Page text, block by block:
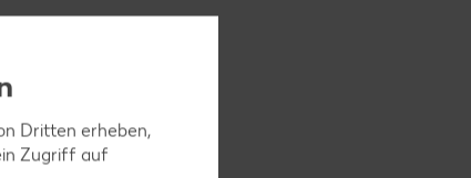
Dritten erheben,
Zugriff auf